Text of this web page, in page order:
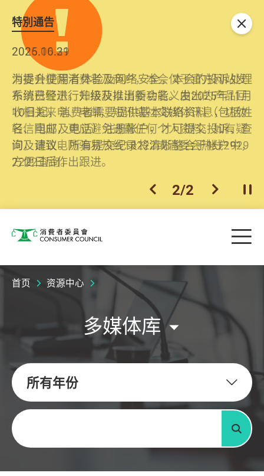
特別通告
2026.06.29
消委会提醒消费者及商户，本会仅于官方网站发
布消费警示。如接获以消委会名义发出的产品回
收相关来电、电邮、短讯或社交媒体讯息，切勿
轻信回应，更应避免透露任何个人资料。如有疑
问，请致电防骗易热线18222或消委会热线2929
2222查询。
2025.10.31
为提升使用者体验及网络安全，本会的投诉处理
系统已经进行升级及推出新功能。由2025年11月
10日起，消费者需要提供基本联络资料（包括姓
名、电邮及电话）注册帐户，才可提交投诉、查
询及建议。所有提交纪录将清晰整合于帐户中，
方便日后作出跟进。
上一个
2/2 下一个开
关闭
消费者委员会 目
首页 资源中心
多媒体库
所有年份
关键字
搜寻